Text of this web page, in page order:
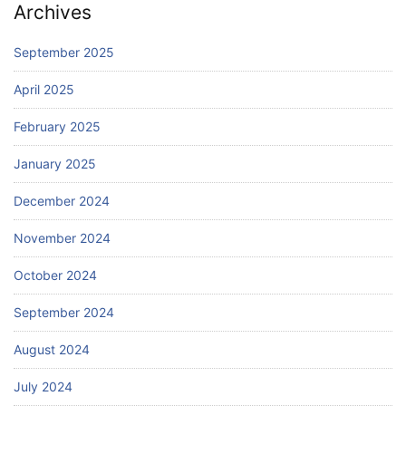
Archives
September 2025
April 2025
February 2025
January 2025
December 2024
November 2024
October 2024
September 2024
August 2024
July 2024